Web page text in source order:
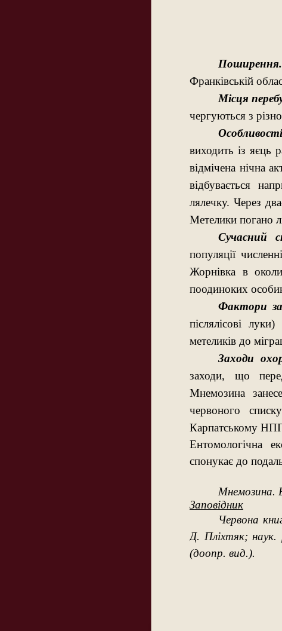
Поширення.
Франківській
Місця
чергуються з
Особливості
виходить із яєць
відмічена нічна
відбувається
лялечку. Через
Метелики погано
Сучасний
популяції
Жорнівка в
поодиноких
Фактори
післялісові
метеликів до
Заходи
заходи, що
Мнемозина
червоного
Карпатському
Ентомологічна
спонукає до
Мнемозина.
Заповідник
Червона
Д. Пліхтяк;
(доопр. вид.).